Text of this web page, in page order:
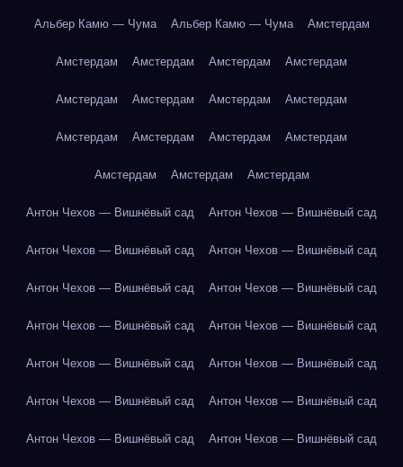
Альбер Камю — Чума Альбер Камю — Чума Амстердам
Амстердам Амстердам Амстердам Амстердам
Амстердам Амстердам Амстердам Амстердам
Амстердам Амстердам Амстердам Амстердам
Амстердам Амстердам Амстердам
Антон Чехов — Вишнёвый сад Антон Чехов — Вишнёвый сад
Антон Чехов — Вишнёвый сад Антон Чехов — Вишнёвый сад
Антон Чехов — Вишнёвый сад Антон Чехов — Вишнёвый сад
Антон Чехов — Вишнёвый сад Антон Чехов — Вишнёвый сад
Антон Чехов — Вишнёвый сад Антон Чехов — Вишнёвый сад
Антон Чехов — Вишнёвый сад Антон Чехов — Вишнёвый сад
Антон Чехов — Вишнёвый сад Антон Чехов — Вишнёвый сад